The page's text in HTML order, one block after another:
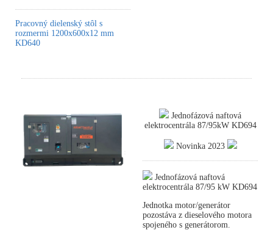
Pracovný dielenský stôl s
rozmermi 1200x600x12 mm
KD640
Jednofázová naftová
elektrocentrála 87/95kW KD694
Novinka 2023
Jednofázová naftová
elektrocentrála 87/95 kW KD694
Jednotka motor/generátor
pozostáva z dieselového motora
spojeného s generátorom.